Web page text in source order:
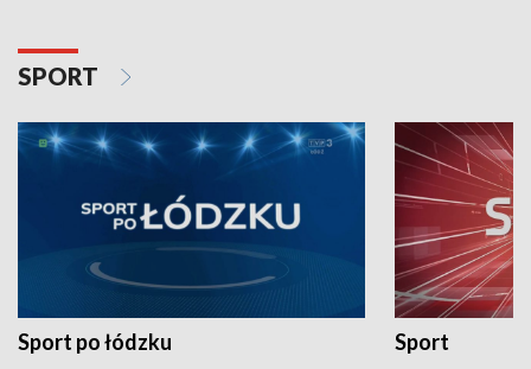
SPORT
Sport po łódzku Sport